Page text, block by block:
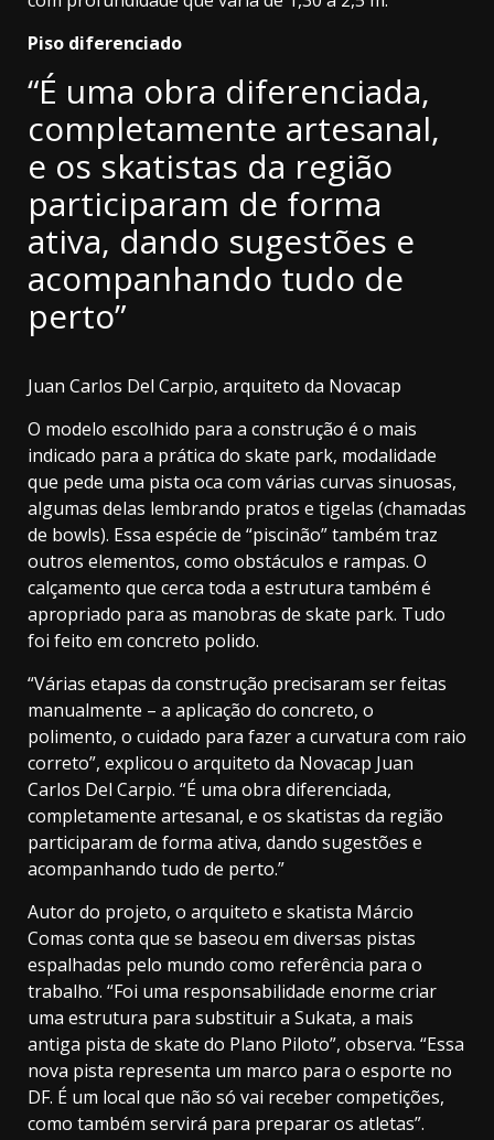
Piso diferenciado
“É uma obra diferenciada,
completamente artesanal,
e os skatistas da região
participaram de forma
ativa, dando sugestões e
acompanhando tudo de
perto”
Juan Carlos Del Carpio, arquiteto da Novacap
O modelo escolhido para a construção é o mais
indicado para a prática do skate park, modalidade
que pede uma pista oca com várias curvas sinuosas,
algumas delas lembrando pratos e tigelas (chamadas
de bowls). Essa espécie de “piscinão” também traz
outros elementos, como obstáculos e rampas. O
calçamento que cerca toda a estrutura também é
apropriado para as manobras de skate park. Tudo
foi feito em concreto polido.
“Várias etapas da construção precisaram ser feitas
manualmente – a aplicação do concreto, o
polimento, o cuidado para fazer a curvatura com raio
correto”, explicou o arquiteto da Novacap Juan
Carlos Del Carpio. “É uma obra diferenciada,
completamente artesanal, e os skatistas da região
participaram de forma ativa, dando sugestões e
acompanhando tudo de perto.”
Autor do projeto, o arquiteto e skatista Márcio
Comas conta que se baseou em diversas pistas
espalhadas pelo mundo como referência para o
trabalho. “Foi uma responsabilidade enorme criar
uma estrutura para substituir a Sukata, a mais
antiga pista de skate do Plano Piloto”, observa. “Essa
nova pista representa um marco para o esporte no
DF. É um local que não só vai receber competições,
como também servirá para preparar os atletas”.